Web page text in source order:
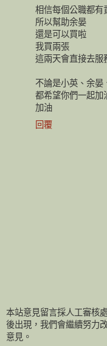
相信每個公職都有
所以幫助余晏
還是可以買啦
我買兩張
這兩天會直接去服
不論是小英、余晏
都希望你們一起加
加油
回覆
本站意見留言採人工審核
後出現，我們會繼續努力
意見。